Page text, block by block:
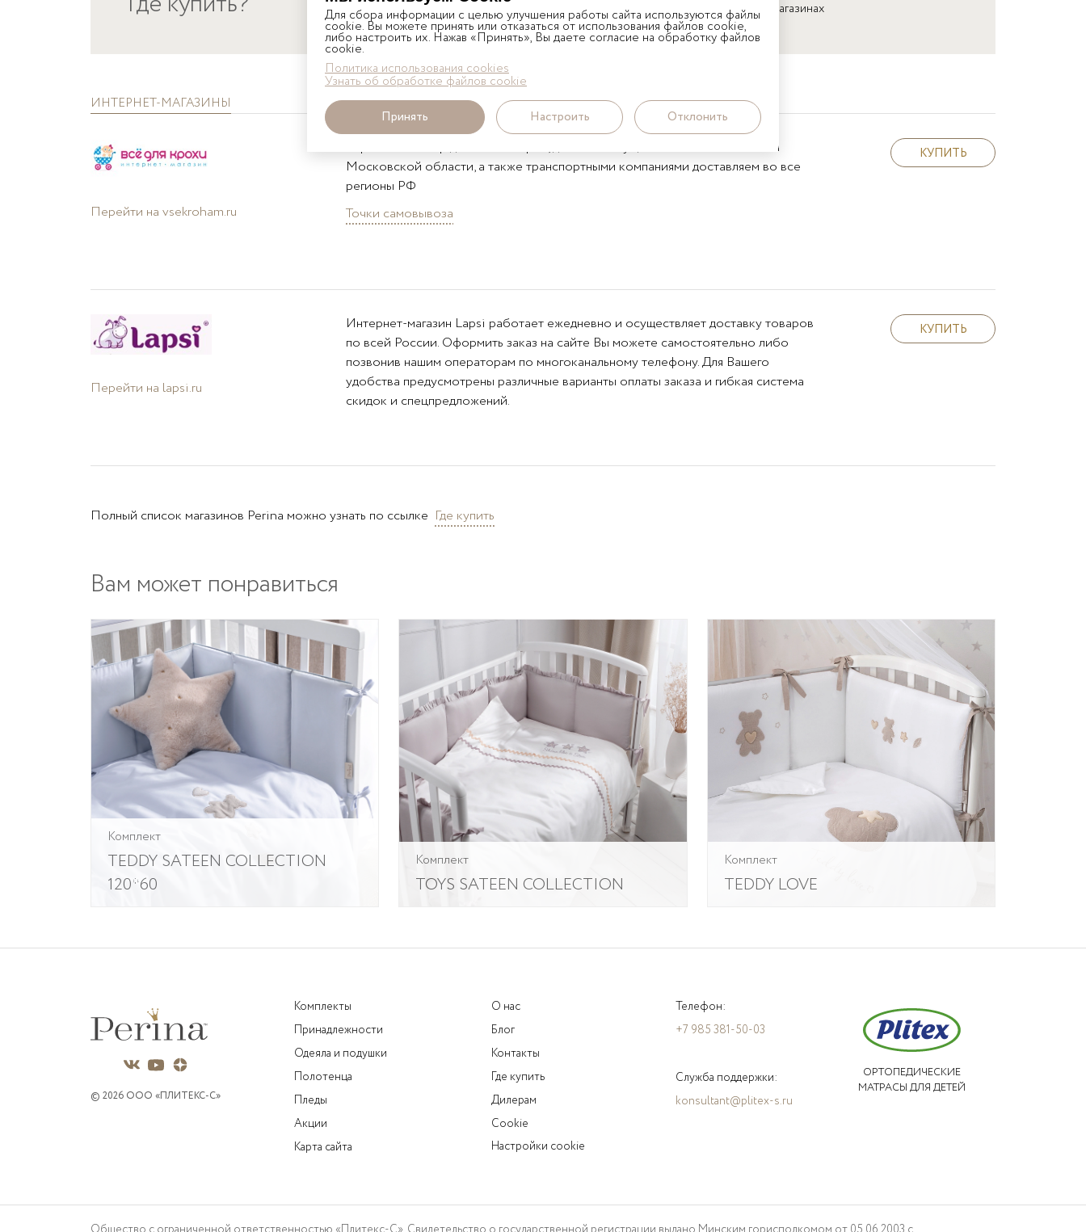
РОССИЯ Наличие и стоимость уточняйте в магазинах
ИНТЕРНЕТ-МАГАЗИНЫ
Перейти на vsekroham.ru
КУПИТЬ
Огромный выбор детских товаров, доставка осуществляется по Москве и
Московской области, а также транспортными компаниями доставляем во все
регионы РФ
Точки самовывоза
Перейти на lapsi.ru
КУПИТЬ
Интернет-магазин Lapsi работает ежедневно и осуществляет доставку товаров
по всей России. Оформить заказ на сайте Вы можете самостоятельно либо
позвонив нашим операторам по многоканальному телефону. Для Вашего
удобства предусмотрены различные варианты оплаты заказа и гибкая система
скидок и спецпредложений.
Полный список магазинов Perina можно узнать по ссылке Где купить
Вам может понравиться
Комплект
TEDDY SATEEN COLLECTION
120*60
Комплект
TOYS SATEEN COLLECTION
Комплект
TEDDY LOVE
© 2026 OOO «ПЛИТЕКС-C»
Комплекты
Принадлежности
Одеяла и подушки
Полотенца
Пледы
Акции
Карта сайта
О нас
Блог
Контакты
Где купить
Дилерам
Cookie
Настройки cookie
Телефон:
+7 985 381-50-03
Служба поддержки:
konsultant@plitex-s.ru
ОРТОПЕДИЧЕСКИЕ
МАТРАСЫ ДЛЯ ДЕТЕЙ
Для сбора информации с целью улучшения работы сайта используются файлы
cookie. Вы можете принять или отказаться от использования файлов cookie,
либо настроить их. Нажав «Принять», Вы даете согласие на обработку файлов
cookie.
Политика использования cookies
Узнать об обработке файлов cookie
Принять
Настроить Отклонить